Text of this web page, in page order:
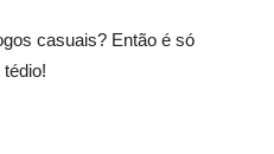
casuais? Então é só